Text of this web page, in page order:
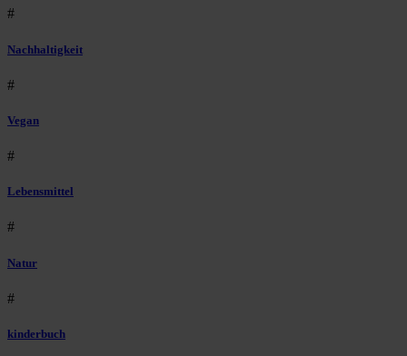
#
Nachhaltigkeit
#
Vegan
#
Lebensmittel
#
Natur
#
kinderbuch